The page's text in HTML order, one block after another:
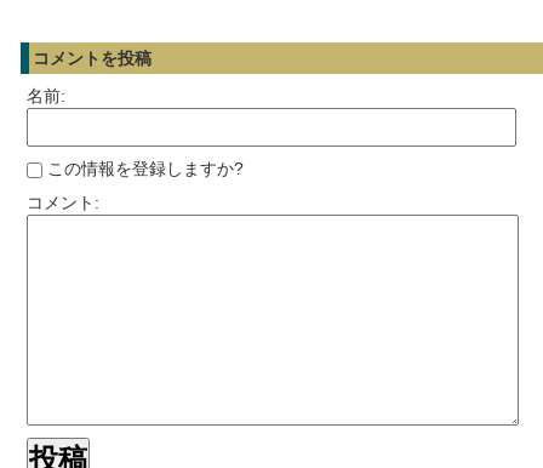
コメントを投稿
名前:
この情報を登録しますか?
コメント: